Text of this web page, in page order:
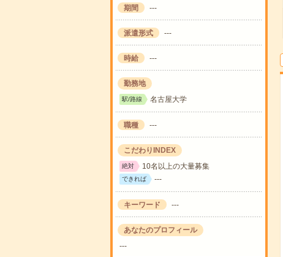
期間 ---
派遣形式 ---
時給 ---
勤務地
駅/路線 名古屋大学
職種 ---
こだわりINDEX
絶対 10名以上の大量募集
できれば ---
キーワード ---
あなたのプロフィール
---